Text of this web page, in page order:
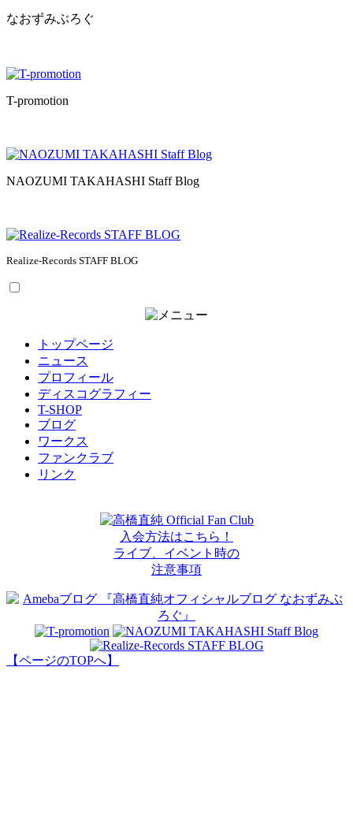
なおずみぶろぐ
T-promotion
NAOZUMI TAKAHASHI Staff Blog
Realize-Records STAFF BLOG
トップページ
ニュース
プロフィール
ディスコグラフィー
T-SHOP
ブログ
ワークス
ファンクラブ
リンク
入会方法はこちら！
ライブ、イベント時の
注意事項
【ページのTOPへ】